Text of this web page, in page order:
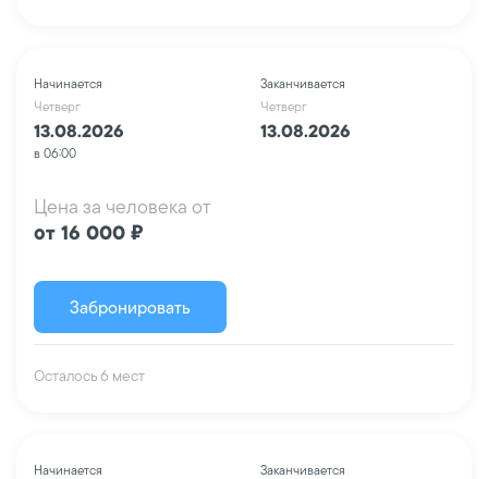
Начинается
Четверг
13.08.2026
в 06:00
Заканчивается
Четверг
13.08.2026
Цена за человека от
от 16 000 ₽
Забронировать
Осталось 6 мест
Начинается
Заканчивается